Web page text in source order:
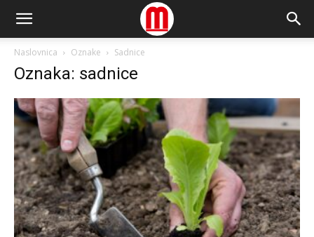
Naslovnica Oznake Sadnice
Oznaka: sadnice